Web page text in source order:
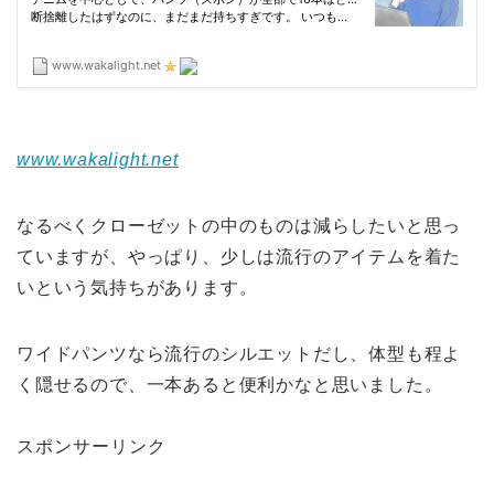
www.wakalight.net
なるべくクローゼットの中のものは減らしたいと思っ
ていますが、やっぱり、少しは流行のアイテムを着た
いという気持ちがあります。
ワイドパンツなら流行のシルエットだし、体型も程よ
く隠せるので、一本あると便利かなと思いました。
スポンサーリンク